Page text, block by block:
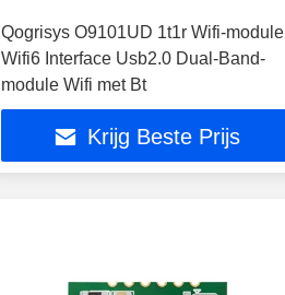
Qogrisys O9101UD 1t1r Wifi-module
Wifi6 Interface Usb2.0 Dual-Band-
module Wifi met Bt
Krijg Beste Prijs